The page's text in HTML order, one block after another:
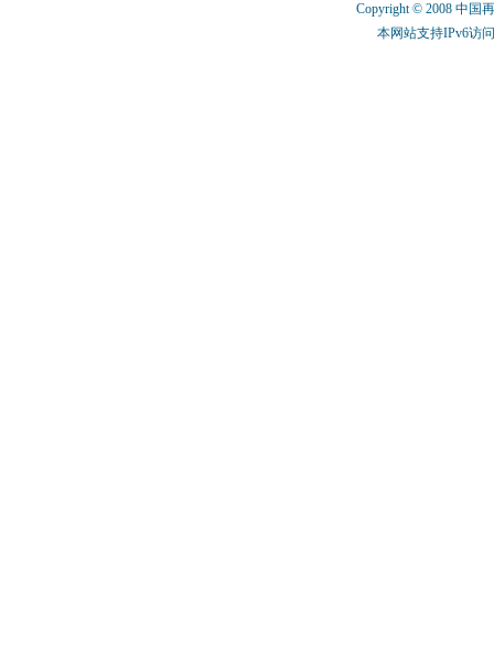
Copyright © 2008 中国
本网站支持IPv6访